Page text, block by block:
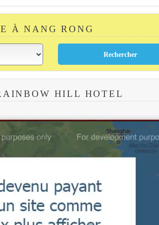
À NANG RONG
HILL HOTEL